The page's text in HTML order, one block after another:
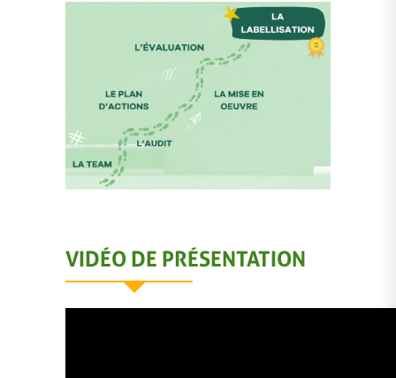
VIDÉO DE PRÉSENTATION